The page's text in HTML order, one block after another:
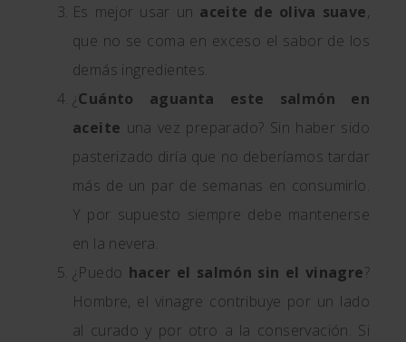
Es mejor usar un aceite de oliva suave,
que no se coma en exceso el sabor de los
demás ingredientes.
¿Cuánto aguanta este salmón en
aceite una vez preparado? Sin haber sido
pasterizado diría que no deberíamos tardar
más de un par de semanas en consumirlo.
Y por supuesto siempre debe mantenerse
en la nevera.
¿Puedo hacer el salmón sin el vinagre?
Hombre, el vinagre contribuye por un lado
al curado y por otro a la conservación. Si